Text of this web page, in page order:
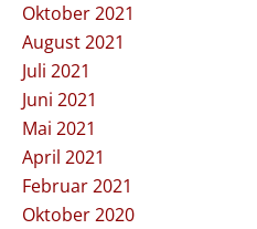
Oktober 2021
August 2021
Juli 2021
Juni 2021
Mai 2021
April 2021
Februar 2021
Oktober 2020